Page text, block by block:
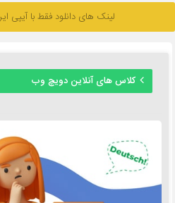
لینک های دانلود فقط با آیپی
کلاس های آنلاین دویچ وب